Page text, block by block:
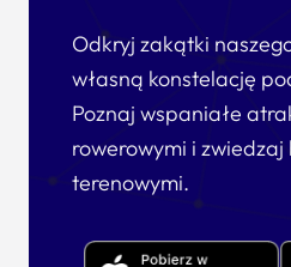
Odkryj zakątki
własną konstelację
Poznaj wspaniałe
rowerowymi i
terenowymi.